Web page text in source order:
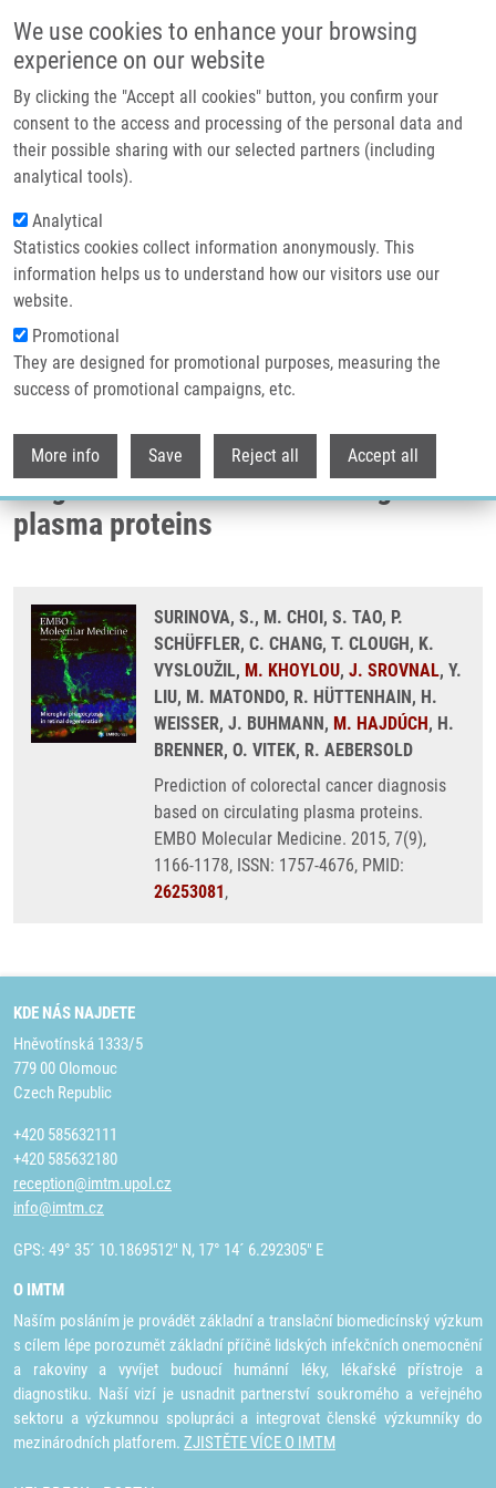
We use cookies to enhance your browsing
experience on our website
By clicking the "Accept all cookies" button, you confirm your
consent to the access and processing of the personal data and
their possible sharing with our selected partners (including
analytical tools).
Analytical
Statistics cookies collect information anonymously. This
information helps us to understand how our visitors use our
website.
Promotional
They are designed for promotional purposes, measuring the
success of promotional campaigns, etc.
More info Save Reject all Accept all
Header image
Drobečková navigace
Domů
Prediction Of Colorectal Cancer Diagnosis Based On Circulating Plasma
Proteins
Prediction of colorectal cancer
diagnosis based on circulating
plasma proteins
SURINOVA, S., M. CHOI, S. TAO, P.
SCHÜFFLER, C. CHANG, T. CLOUGH, K.
VYSLOUŽIL, M. KHOYLOU, J. SROVNAL, Y.
LIU, M. MATONDO, R. HÜTTENHAIN, H.
WEISSER, J. BUHMANN, M. HAJDÚCH, H.
BRENNER, O. VITEK, R. AEBERSOLD
Prediction of colorectal cancer diagnosis
based on circulating plasma proteins.
EMBO Molecular Medicine. 2015, 7(9),
1166-1178, ISSN: 1757-4676, PMID:
26253081,
KDE NÁS NAJDETE
Hněvotínská 1333/5
779 00 Olomouc
Czech Republic
+420 585632111
+420 585632180
reception@imtm.upol.cz
info@imtm.cz
GPS: 49° 35´ 10.1869512" N, 17° 14´ 6.292305" E
O IMTM
Naším posláním je provádět základní a translační biomedicínský výzkum
s cílem lépe porozumět základní příčině lidských infekčních onemocnění
a rakoviny a vyvíjet budoucí humánní léky, lékařské přístroje a
diagnostiku. Naší vizí je usnadnit partnerství soukromého a veřejného
sektoru a výzkumnou spolupráci a integrovat členské výzkumníky do
mezinárodních platforem. ZJISTĚTE VÍCE O IMTM